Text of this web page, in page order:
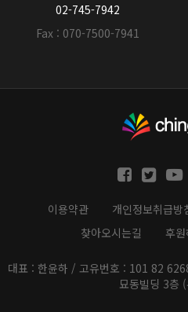
02-745-7942
Fax : 070-7500-7941
이용약관 개인정보취급방
찾아오시는길
후
대표 : 한윤하 / 고유번호 : 101 82
묘동빌딩 3층